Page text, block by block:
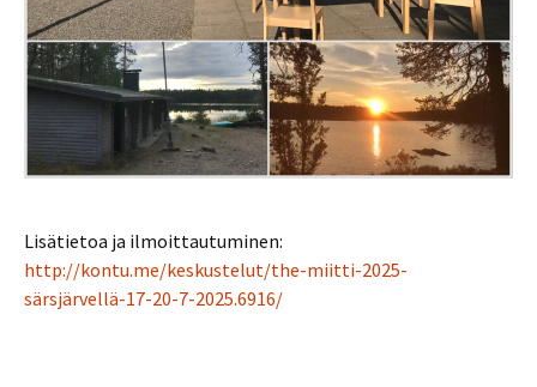
Lisätietoa ja ilmoittautuminen:
http://kontu.me/keskustelut/the-miitti-2025-
särsjärvellä-17-20-7-2025.6916/